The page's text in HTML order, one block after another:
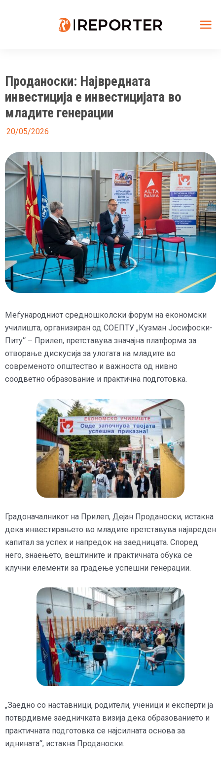
Проданоски: Највредната
инвестиција е инвестицијата во
младите генерации
20/05/2026
Меѓународниот средношколски форум на економски
училишта, организиран од СОЕПТУ „Кузман Јосифоски-
Питу“ – Прилеп, претставува значајна платформа за
отворање дискусија за улогата на младите во
современото општество и важноста од нивно
соодветно образование и практична подготовка.
Градоначалникот на Прилеп, Дејан Проданоски, истакна
дека инвестирањето во младите претставува највреден
капитал за успех и напредок на заедницата. Според
него, знаењето, вештините и практичната обука се
клучни елементи за градење успешни генерации.
„Заедно со наставници, родители, ученици и експерти ја
потврдивме заедничката визија дека образованието и
практичната подготовка се најсилната основа за
иднината“, истакна Проданоски.